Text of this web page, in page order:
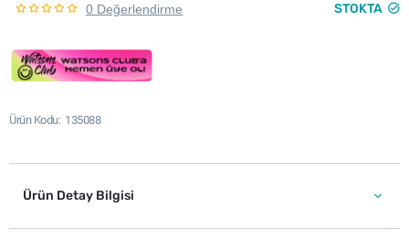
0 Değerlendirme STOKTA
Ürün Kodu 135088
Ürün Detay Bilgisi